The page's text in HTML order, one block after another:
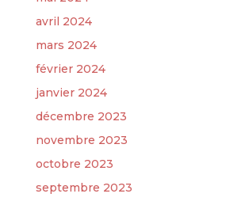
avril 2024
mars 2024
février 2024
janvier 2024
décembre 2023
novembre 2023
octobre 2023
septembre 2023